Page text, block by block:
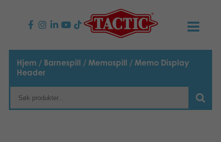
PRODUKTER
Barnespill
Familiespill
TACTIC
Hjem / Barnespill / Memospill / Memo Display
Header